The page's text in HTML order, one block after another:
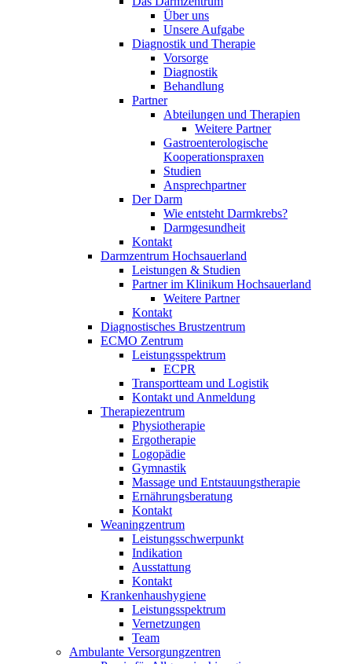
Über uns
Unsere Aufgabe
Diagnostik und Therapie
Vorsorge
Diagnostik
Behandlung
Partner
Abteilungen und Therapien
Weitere Partner
Gastroenterologische
Kooperationspraxen
Studien
Ansprechpartner
Der Darm
Wie entsteht Darmkrebs?
Darmgesundheit
Kontakt
Darmzentrum Hochsauerland
Leistungen & Studien
Partner im Klinikum Hochsauerland
Weitere Partner
Kontakt
Diagnostisches Brustzentrum
ECMO Zentrum
Leistungsspektrum
ECPR
Transportteam und Logistik
Kontakt und Anmeldung
Therapiezentrum
Physiotherapie
Ergotherapie
Logopädie
Gymnastik
Massage und Entstauungstherapie
Ernährungsberatung
Kontakt
Weaningzentrum
Leistungsschwerpunkt
Indikation
Ausstattung
Kontakt
Krankenhaushygiene
Leistungsspektrum
Vernetzungen
Team
Ambulante Versorgungzentren